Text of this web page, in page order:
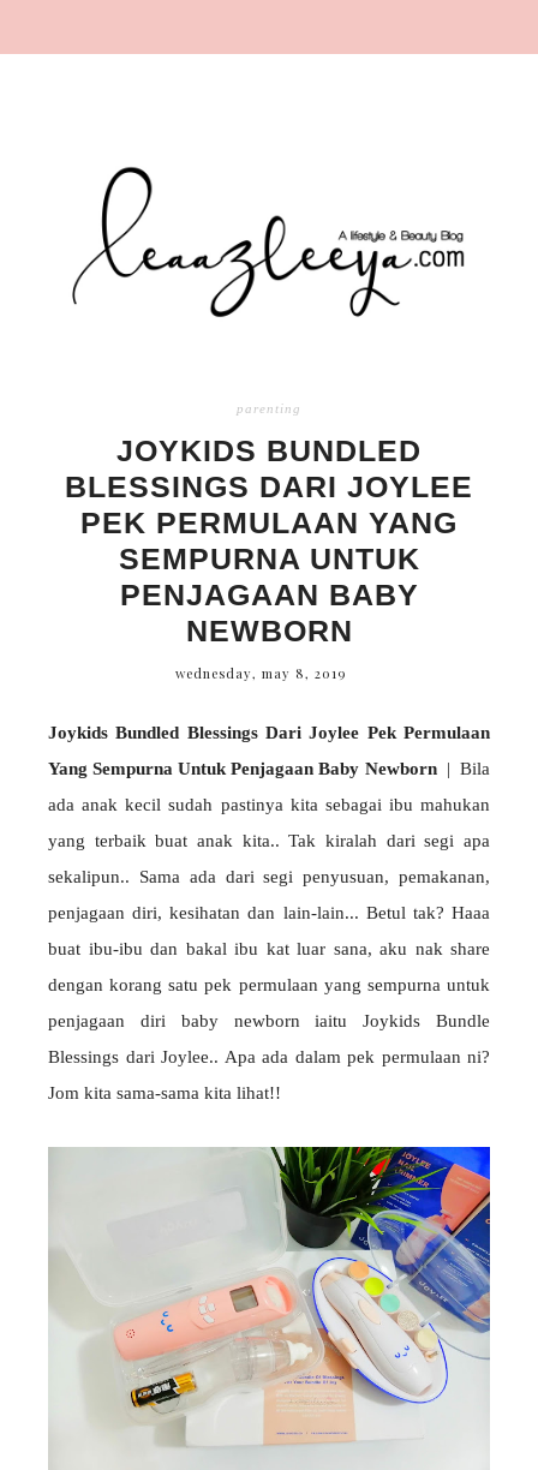
parenting
JOYKIDS BUNDLED
BLESSINGS DARI JOYLEE
PEK PERMULAAN YANG
SEMPURNA UNTUK
PENJAGAAN BABY
NEWBORN
wednesday, may 8, 2019
Joykids Bundled Blessings Dari Joylee Pek Permulaan
Yang Sempurna Untuk Penjagaan Baby Newborn | Bila
ada anak kecil sudah pastinya kita sebagai ibu mahukan
yang terbaik buat anak kita.. Tak kiralah dari segi apa
sekalipun.. Sama ada dari segi penyusuan, pemakanan,
penjagaan diri, kesihatan dan lain-lain... Betul tak? Haaa
buat ibu-ibu dan bakal ibu kat luar sana, aku nak share
dengan korang satu pek permulaan yang sempurna untuk
penjagaan diri baby newborn iaitu Joykids Bundle
Blessings dari Joylee.. Apa ada dalam pek permulaan ni?
Jom kita sama-sama kita lihat!!